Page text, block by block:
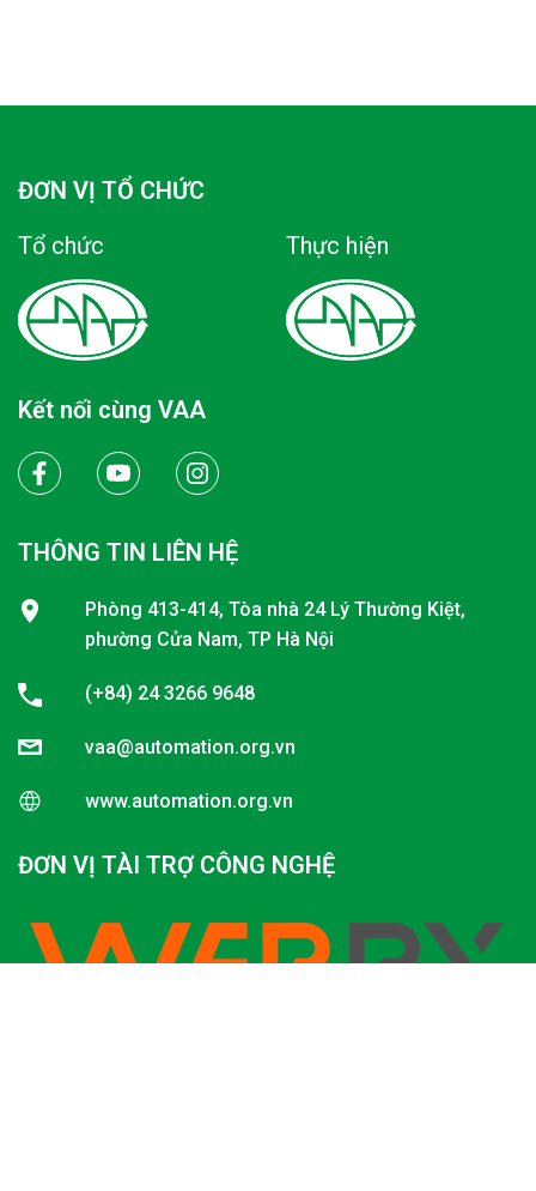
ĐƠN VỊ TỔ CHỨC
Tổ chức
Thực hiện
Kết nối cùng VAA
THÔNG TIN LIÊN HỆ
Phòng 413-414, Tòa nhà 24 Lý Thường Kiệt,
phường Cửa Nam, TP Hà Nội
(+84) 24 3266 9648
vaa@automation.org.vn
www.automation.org.vn
ĐƠN VỊ TÀI TRỢ CÔNG NGHỆ